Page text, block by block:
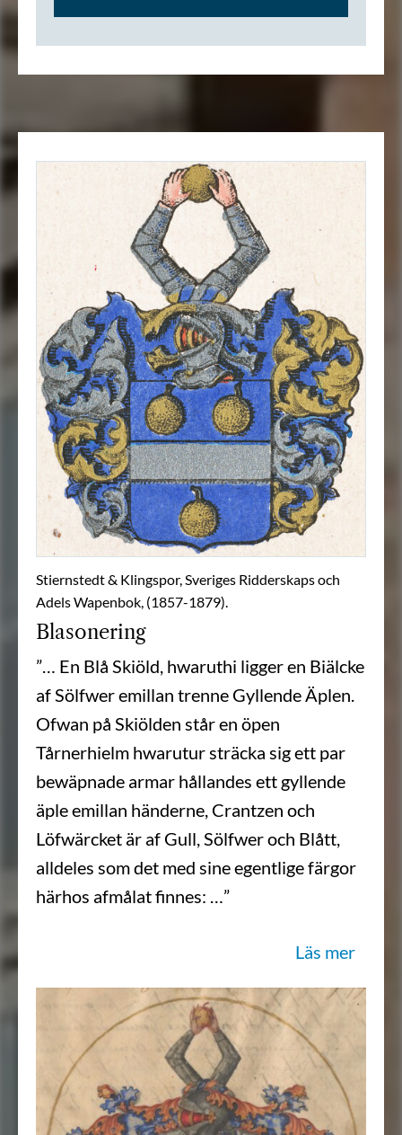
Stiernstedt & Klingspor, Sveriges Ridderskaps och
Adels Wapenbok, (1857-1879).
Blasonering
”… En Blå Skiöld, hwaruthi ligger en Biälcke
af Sölfwer emillan trenne Gyllende Äplen.
Ofwan på Skiölden står en öpen
Tårnerhielm hwarutur sträcka sig ett par
bewäpnade armar hållandes ett gyllende
äple emillan händerne, Crantzen och
Löfwärcket är af Gull, Sölfwer och Blått,
alldeles som det med sine egentlige färgor
härhos afmålat finnes: …”
Läs mer